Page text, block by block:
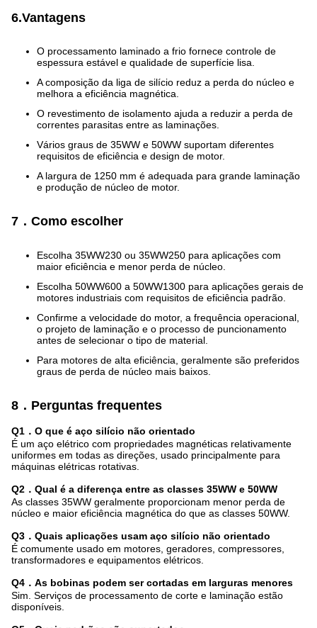
6.Vantagens
O processamento laminado a frio fornece controle de
espessura estável e qualidade de superfície lisa.
A composição da liga de silício reduz a perda do núcleo e
melhora a eficiência magnética.
O revestimento de isolamento ajuda a reduzir a perda de
correntes parasitas entre as laminações.
Vários graus de 35WW e 50WW suportam diferentes
requisitos de eficiência e design de motor.
A largura de 1250 mm é adequada para grande laminação
e produção de núcleo de motor.
7．Como escolher
Escolha 35WW230 ou 35WW250 para aplicações com
maior eficiência e menor perda de núcleo.
Escolha 50WW600 a 50WW1300 para aplicações gerais de
motores industriais com requisitos de eficiência padrão.
Confirme a velocidade do motor, a frequência operacional,
o projeto de laminação e o processo de puncionamento
antes de selecionar o tipo de material.
Para motores de alta eficiência, geralmente são preferidos
graus de perda de núcleo mais baixos.
8．Perguntas frequentes
Q1．O que é aço silício não orientado
É um aço elétrico com propriedades magnéticas relativamente
uniformes em todas as direções, usado principalmente para
máquinas elétricas rotativas.
Q2．Qual é a diferença entre as classes 35WW e 50WW
As classes 35WW geralmente proporcionam menor perda de
núcleo e maior eficiência magnética do que as classes 50WW.
Q3．Quais aplicações usam aço silício não orientado
É comumente usado em motores, geradores, compressores,
transformadores e equipamentos elétricos.
Q4．As bobinas podem ser cortadas em larguras menores
Sim. Serviços de processamento de corte e laminação estão
disponíveis.